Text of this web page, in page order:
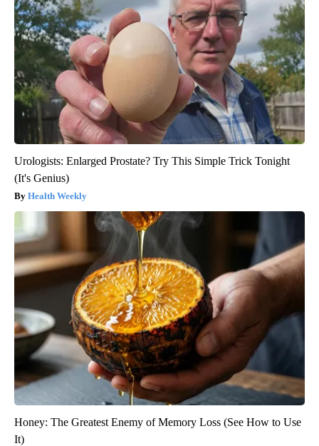
Urologists: Enlarged Prostate? Try This Simple Trick Tonight
(It's Genius)
Health Weekly
Honey: The Greatest Enemy of Memory Loss (See How to Use
It)